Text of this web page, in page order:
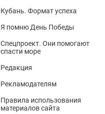
Кубань. Формат успеха
Я помню День Победы
Спецпроект. Они помогают
спасти море
Редакция
Рекламодателям
Правила использования
материалов сайта